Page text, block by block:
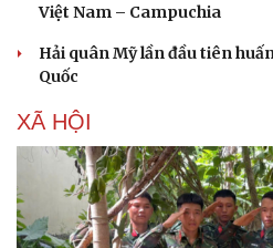
Việt Nam – Campuchia
Hải quân Mỹ lần đầu tiên
Quốc
XÃ HỘI